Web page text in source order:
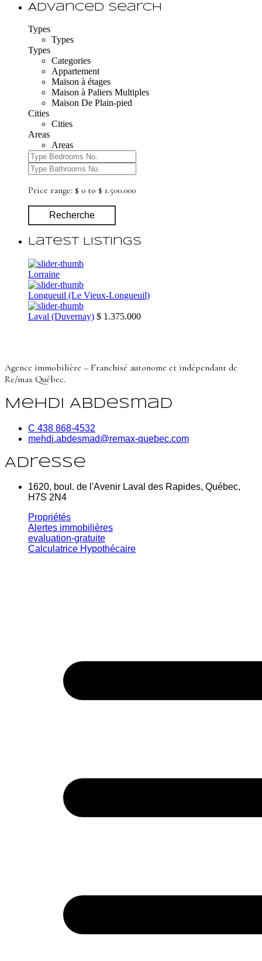
Advanced Search
Types
Types
Types
Categories
Appartement
Maison à étages
Maison à Paliers Multiples
Maison De Plain-pied
Cities
Cities
Areas
Areas
Price range: $ 0 to $ 1.500.000
Recherche
Latest Listings
Lorraine
Longueuil (Le Vieux-Longueuil)
Laval (Duvernay) $ 1.375.000
Agence immobilière – Franchisé autonome et indépendant de
Re/max Québec.
Mehdi Abdesmad
C 438 868-4532
mehdi.abdesmad@remax-quebec.com
Adresse
1620, boul. de l'Avenir Laval des Rapides, Québec,
H7S 2N4
Propriétés
Alertes immobilières
evaluation-gratuite
Calculatrice Hypothécaire